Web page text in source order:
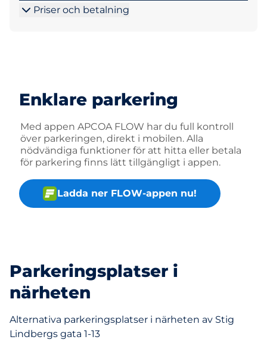
Priser och betalning
Enklare parkering
Med appen APCOA FLOW har du full kontroll
över parkeringen, direkt i mobilen. Alla
nödvändiga funktioner för att hitta eller betala
för parkering finns lätt tillgängligt i appen.
Ladda ner FLOW-appen nu!
Parkeringsplatser i
närheten
Alternativa parkeringsplatser i närheten av Stig
Lindbergs gata 1-13